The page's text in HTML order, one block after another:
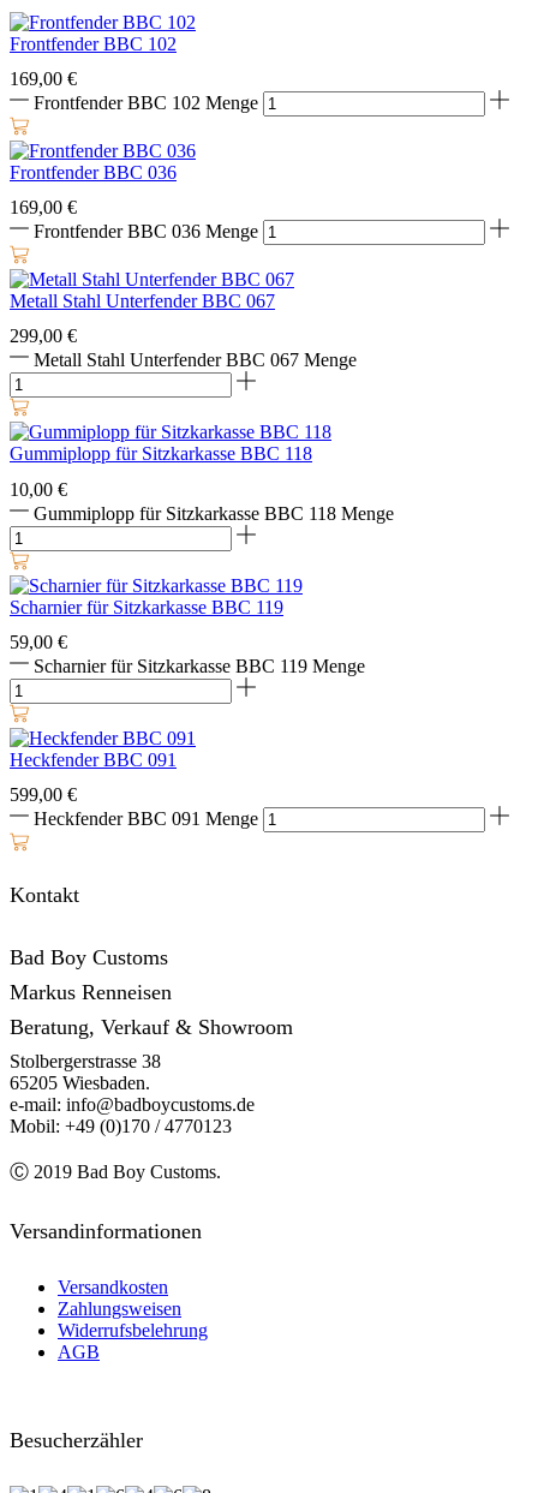
Frontfender BBC 102
169,00 €
Frontfender BBC 102 Menge
Frontfender BBC 036
169,00 €
Frontfender BBC 036 Menge
Metall Stahl Unterfender BBC 067
299,00 €
Metall Stahl Unterfender BBC 067 Menge
Gummiplopp für Sitzkarkasse BBC 118
10,00 €
Gummiplopp für Sitzkarkasse BBC 118 Menge
Scharnier für Sitzkarkasse BBC 119
59,00 €
Scharnier für Sitzkarkasse BBC 119 Menge
Heckfender BBC 091
599,00 €
Heckfender BBC 091 Menge
Kontakt
Bad Boy Customs
Markus Renneisen
Beratung, Verkauf & Showroom
Stolbergerstrasse 38
65205 Wiesbaden.
e-mail: info@badboycustoms.de
Mobil: +49 (0)170 / 4770123
Ⓒ 2019 Bad Boy Customs.
Versandinformationen
Versandkosten
Zahlungsweisen
Widerrufsbelehrung
AGB
Besucherzähler